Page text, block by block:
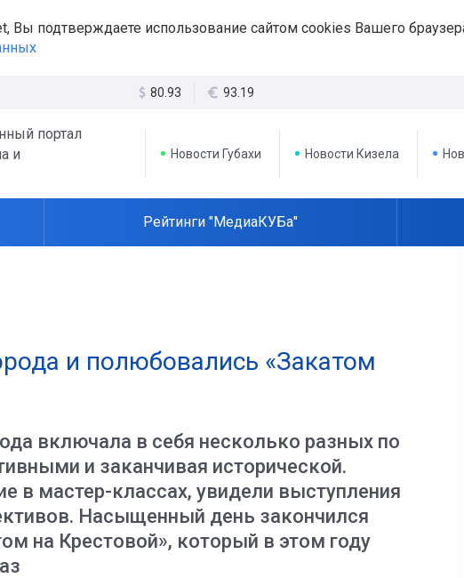
Вы подтверждаете использование сайтом cookies Вашего
80.93 93.19
портал
и
Новости Губахи Новости Кизела
Рейтинги "МедиаКУБа"
и полюбовались «Закатом
включала в себя несколько разных по
и заканчивая исторической.
в мастер-классах, увидели выступления
Насыщенный день закончился
на Крестовой», который в этом году